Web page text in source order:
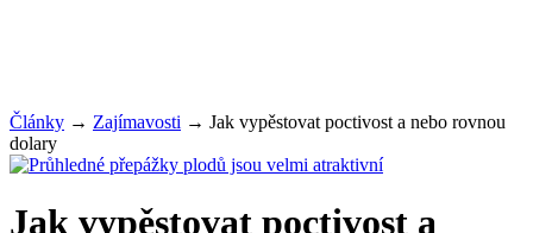
Články → Zajímavosti → Jak vypěstovat poctivost a nebo rovnou
dolary
Jak vypěstovat poctivost a